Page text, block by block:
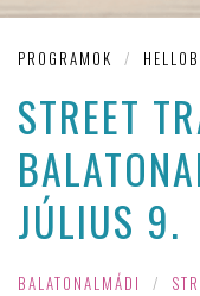
PROGRAMOK /
STREET
JÚLIUS 9.
BALATONALMÁDI /